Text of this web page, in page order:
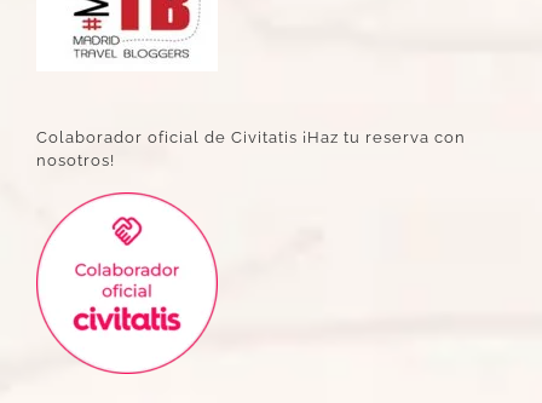
Colaborador oficial de Civitatis ¡Haz tu reserva con
nosotros!